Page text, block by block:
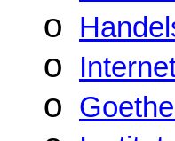
o
o
o